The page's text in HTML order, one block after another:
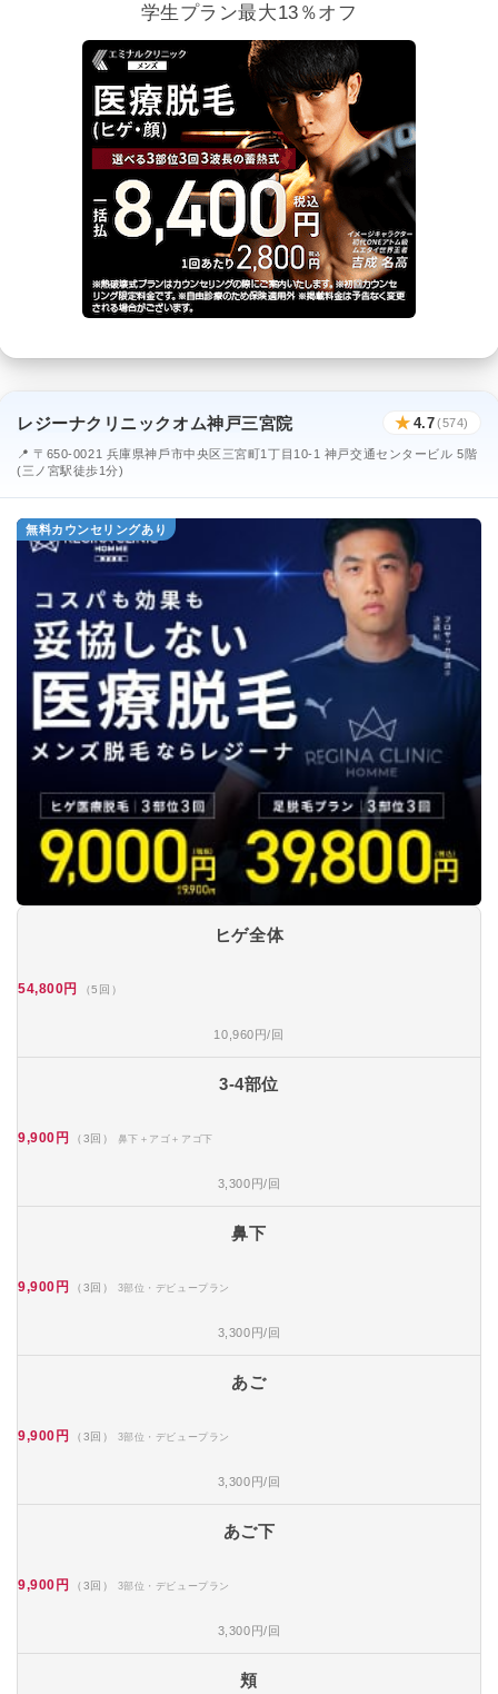
学生プラン最大13％オフ
レジーナクリニックオム神戸三宮院 ★ 4.7(574)
📍 〒650-0021 兵庫県神⼾市中央区三宮町1丁目10-1 神戸交通センタービル 5階
(三ノ宮駅徒歩1分)
無料カウンセリングあり
ヒゲ全体
54,800円 （5回）
10,960円/回
3-4部位
9,900円 （3回） 鼻下＋アゴ＋アゴ下
3,300円/回
鼻下
9,900円 （3回） 3部位・デビュープラン
3,300円/回
あご
9,900円 （3回） 3部位・デビュープラン
3,300円/回
あご下
9,900円 （3回） 3部位・デビュープラン
3,300円/回
頬